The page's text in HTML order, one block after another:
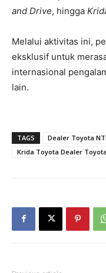
and Drive, hingga
Melalui aktivitas ini,
eksklusif untuk
internasional
lain.
TAGS Dealer Toyota
Krida Toyota Dealer